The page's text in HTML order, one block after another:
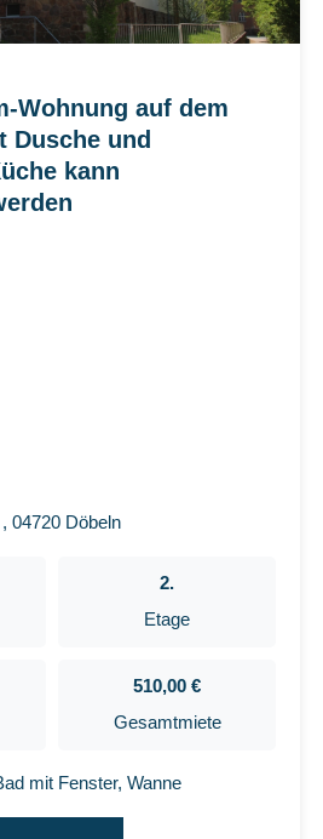
Wohnung auf dem
Dusche und
kann
04720 Döbeln
2.
Etage
510,00 €
Gesamtmiete
mit Fenster, Wanne